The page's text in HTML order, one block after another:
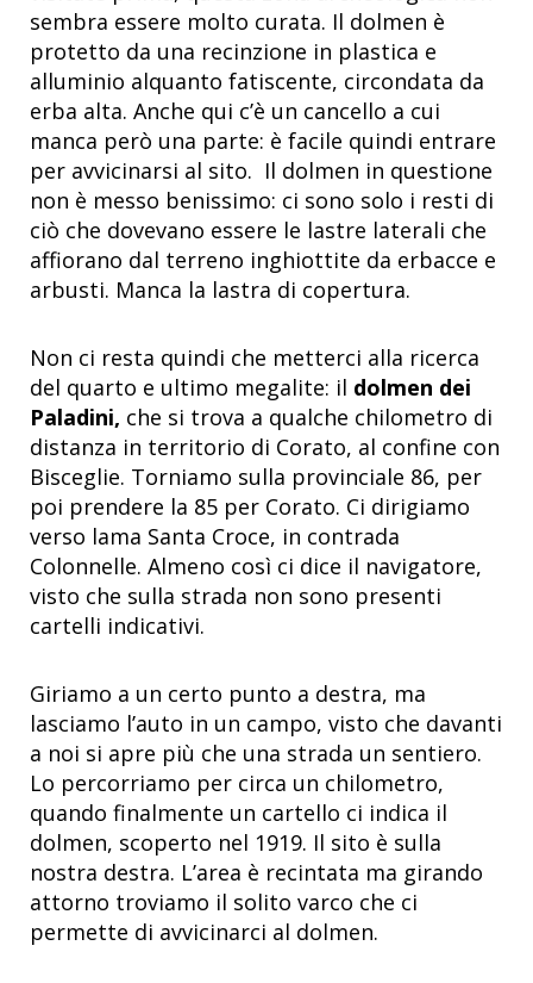
sembra essere molto curata. Il dolmen è
protetto da una recinzione in plastica e
alluminio alquanto fatiscente, circondata da
erba alta. Anche qui c’è un cancello a cui
manca però una parte: è facile quindi entrare
per avvicinarsi al sito. Il dolmen in questione
non è messo benissimo: ci sono solo i resti di
ciò che dovevano essere le lastre laterali che
affiorano dal terreno inghiottite da erbacce e
arbusti. Manca la lastra di copertura.
Non ci resta quindi che metterci alla ricerca
del quarto e ultimo megalite: il dolmen dei
Paladini, che si trova a qualche chilometro di
distanza in territorio di Corato, al confine con
Bisceglie. Torniamo sulla provinciale 86, per
poi prendere la 85 per Corato. Ci dirigiamo
verso lama Santa Croce, in contrada
Colonnelle. Almeno così ci dice il navigatore,
visto che sulla strada non sono presenti
cartelli indicativi.
Giriamo a un certo punto a destra, ma
lasciamo l’auto in un campo, visto che davanti
a noi si apre più che una strada un sentiero.
Lo percorriamo per circa un chilometro,
quando finalmente un cartello ci indica il
dolmen, scoperto nel 1919. Il sito è sulla
nostra destra. L’area è recintata ma girando
attorno troviamo il solito varco che ci
permette di avvicinarci al dolmen.